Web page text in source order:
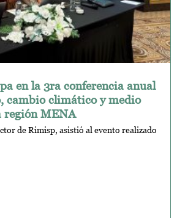
en la 3ra conferencia anual
cambio climático y medio
región MENA
de Rimisp, asistió al evento realizado